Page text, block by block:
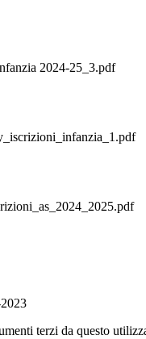
2024-25_3.pdf
terzi da questo